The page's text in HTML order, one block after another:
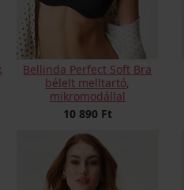
Bellinda Perfect Soft Bra
bélelt melltartó,
mikromodállal
10 890 Ft